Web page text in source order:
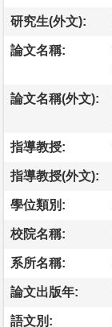
研究生(外文):
論文名稱:
論文名稱(外文):
指導教授:
指導教授(外文):
學位類別:
校院名稱:
系所名稱:
論文出版年:
語文別: